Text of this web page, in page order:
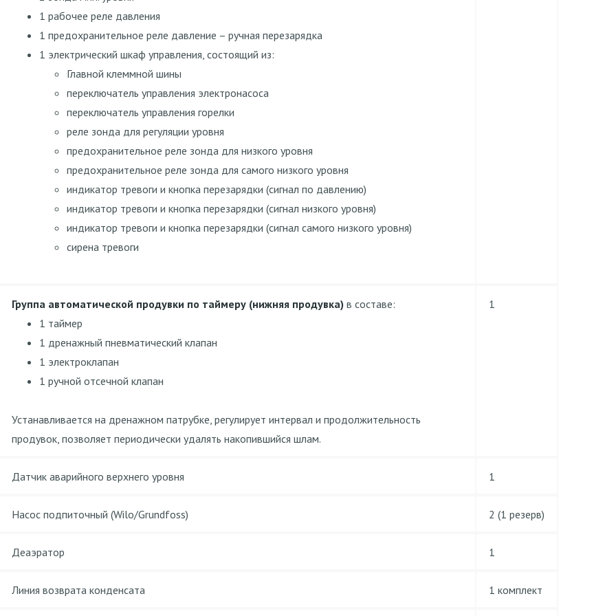
1 рабочее реле давления
1 предохранительное реле давление – ручная перезарядка
1 электрический шкаф управления, состоящий из:
Главной клеммной шины
переключатель управления электронасоса
переключатель управления горелки
реле зонда для регуляции уровня
предохранительное реле зонда для низкого уровня
предохранительное реле зонда для самого низкого уровня
индикатор тревоги и кнопка перезарядки (сигнал по давлению)
индикатор тревоги и кнопка перезарядки (сигнал низкого уровня)
индикатор тревоги и кнопка перезарядки (сигнал самого низкого уровня)
сирена тревоги
Группа автоматической продувки по таймеру (нижняя продувка)в составе:
1 таймер
1 дренажный пневматический клапан
1 электроклапан
1 ручной отсечной клапан
Устанавливается на дренажном патрубке, регулирует интервал и продолжительность
продувок, позволяет периодически удалять накопившийся шлам.
1
Датчик аварийного верхнего уровня 1
Насос подпиточный (Wilo/Grundfoss) 2 (1 резерв)
Деаэратор 1
Линия возврата конденсата 1 комплект